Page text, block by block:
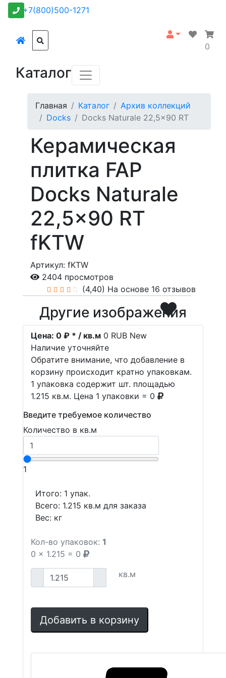
+7(800)500-1271
0
Каталог
Главная Каталог
Архив коллекций
Docks
Docks Naturale 22,5x90 RT
Керамическая
плитка FAP
Docks Naturale
22,5x90 RT
fKTW
Артикул: fKTW
2404 просмотров
(4,40) На основе 16 отзывов
Другие изображения
Цена: 0 ₽ * / кв.м 0 RUB New
Наличие уточняйте
Обратите внимание, что добавление в
корзину происходит кратно упаковкам.
1 упаковка содержит шт. площадью
1.215 кв.м. Цена 1 упаковки = 0
Введите требуемое количество
Количество в кв.м
1
Итого: 1 упак.
Всего: 1.215 кв.м для заказа
Вес: кг
Кол-во упаковок: 1
0 x 1.215 = 0
кв.м
Добавить в корзину